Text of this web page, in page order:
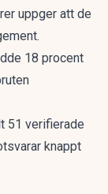
uppger att de
18 procent
51 verifierade
knappt